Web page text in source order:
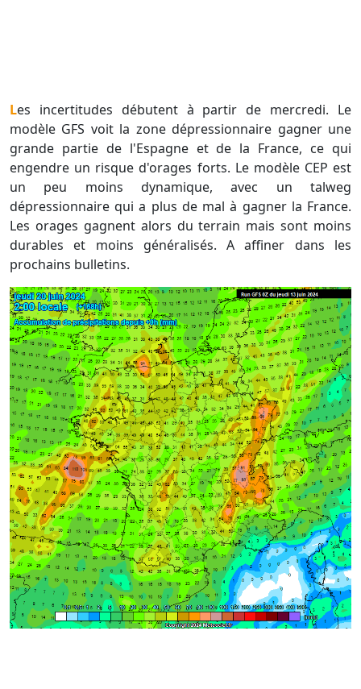
Les incertitudes débutent à partir de mercredi. Le
modèle GFS voit la zone dépressionnaire gagner une
grande partie de l'Espagne et de la France, ce qui
engendre un risque d'orages forts. Le modèle CEP est
un peu moins dynamique, avec un talweg
dépressionnaire qui a plus de mal à gagner la France.
Les orages gagnent alors du terrain mais sont moins
durables et moins généralisés. A affiner dans les
prochains bulletins.